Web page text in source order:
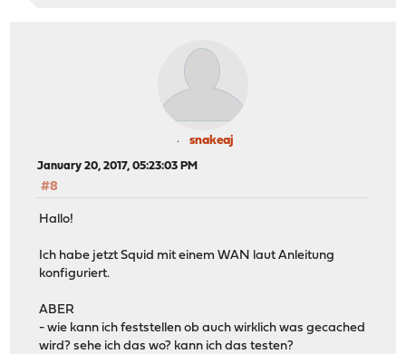
snakeaj
January 20, 2017, 05:23:03 PM
#8
Hallo!
Ich habe jetzt Squid mit einem WAN laut Anleitung
konfiguriert.
ABER
- wie kann ich feststellen ob auch wirklich was gecached
wird? sehe ich das wo? kann ich das testen?